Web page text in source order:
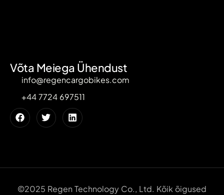
Võta Meiega Ühendust
info@regencargobikes.com
+44 7724 697511
©2025 Regen Technology Co., Ltd. Kõik õigused